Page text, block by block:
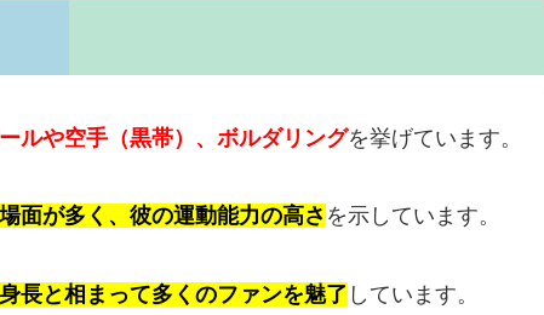
ルや空手（黒帯）、ボルダリングを挙げています。
面が多く、彼の運動能力の高さ を示しています。
長と相まって多くのファンを魅了 しています。